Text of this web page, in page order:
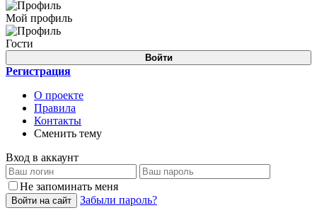
Мой профиль
Гости
Войти
Регистрация
О проекте
Правила
Контакты
Сменить тему
Вход в аккаунт
Не запоминать меня
Войти на сайт Забыли пароль?